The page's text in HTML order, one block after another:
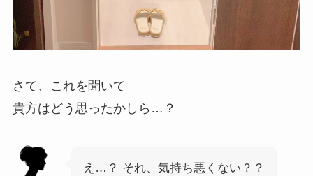
さて、これを聞いて
貴方はどう思ったかしら…？
え…？ それ、気持ち悪くない？？